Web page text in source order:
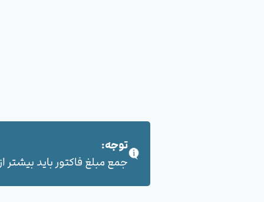
توجه:
جمع مبلغ فاکتور باید بیشتر از 100,000 هزار تومان